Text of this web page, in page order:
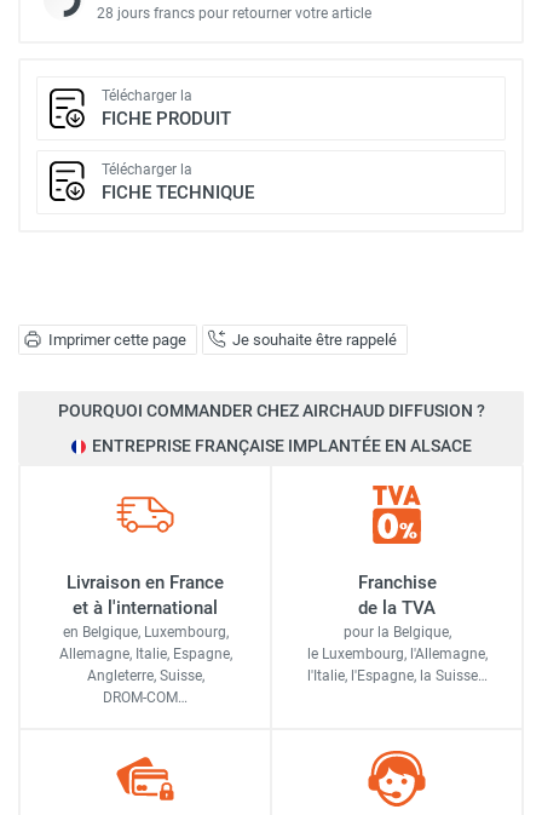
Imprimer cette page Je souhaite être rappelé
28 jours francs pour retourner votre article
Télécharger la
FICHE PRODUIT
Télécharger la
FICHE TECHNIQUE
POURQUOI COMMANDER CHEZ AIRCHAUD DIFFUSION ?
ENTREPRISE FRANÇAISE IMPLANTÉE EN ALSACE
Livraison en France
et à l'international
en Belgique, Luxembourg,
Allemagne, Italie, Espagne,
Angleterre, Suisse,
DROM-COM…
Franchise
de la TVA
pour la Belgique,
le Luxembourg, l'Allemagne,
l'Italie, l'Espagne, la Suisse…